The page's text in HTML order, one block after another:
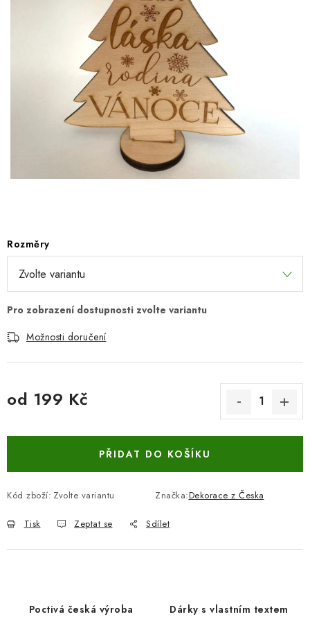
SEZÓNNÍ DEKORACE
🔥 AKCE A SLEVY
TIPY NA VÁNOČNÍ DÁRKY
Rozměry
Možnosti doručení
od 199 Kč
PŘIDAT DO KOŠÍKU
Kód zboží: Zvolte variantu Značka:Dekorace z Česka
Tisk Zeptat se Sdílet
Poctivá česká výroba Dárky s vlastním textem